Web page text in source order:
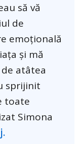
să vă
de
emoțională
și mă
atâtea
sprijinit
toate
Simona